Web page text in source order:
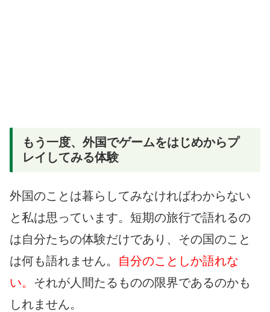
もう一度、外国でゲームをはじめからプ
レイしてみる体験
外国のことは暮らしてみなければわからない
と私は思っています。短期の旅行で語れるの
は自分たちの体験だけであり、その国のこと
は何も語れません。 自分のことしか語れな
い。 それが人間たるものの限界であるのかも
しれません。